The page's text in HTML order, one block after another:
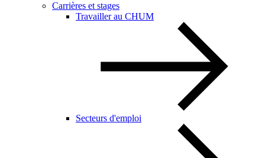
Carrières et stages
Travailler au CHUM
Secteurs d'emploi